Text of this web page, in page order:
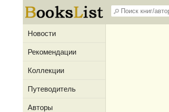
Новости
Рекомендации
Коллекции
Путеводитель
Авторы